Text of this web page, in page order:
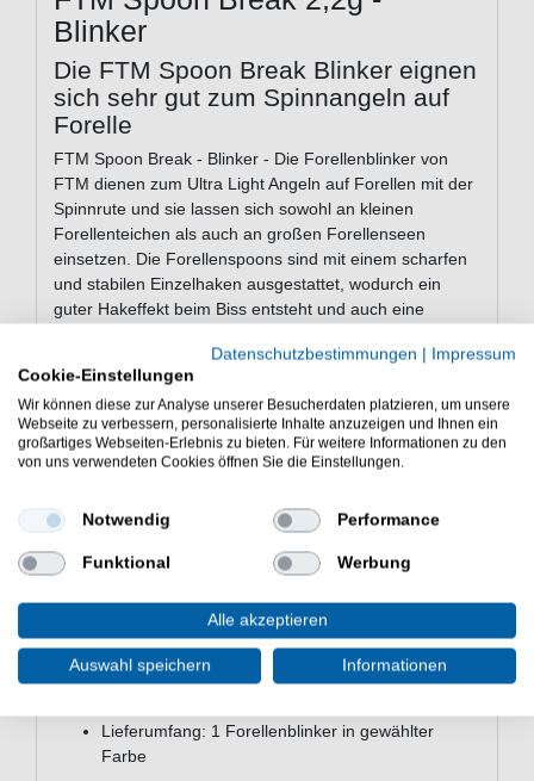
Blinker
Die FTM Spoon Break Blinker eignen
sich sehr gut zum Spinnangeln auf
Forelle
FTM Spoon Break - Blinker - Die Forellenblinker von
FTM dienen zum Ultra Light Angeln auf Forellen mit der
Spinnrute und sie lassen sich sowohl an kleinen
Forellenteichen als auch an großen Forellenseen
einsetzen. Die Forellenspoons sind mit einem scharfen
und stabilen Einzelhaken ausgestattet, wodurch ein
guter Hakeffekt beim Biss entsteht und auch eine
der nur 2,2g Gewicht, besitzt der Blinker sehr gute
Wurfeigenschaften. Die ovale Köderform sorgt für ein
taumelnden sowie verführerischen Köderlauf, der sich
bereits bei langsamer Einholgeschwindigkeit entfaltet.
Eigenschaften der FTM Spoon Break
Blinker
Forellenblinker zum Spinnfischen auf Forellen
Gewicht: 2,2g
mit scharfem Einzelhaken ausgestattet
verführerischer Köderlauf auch bei langsamer
Lieferumfang: 1 Forellenblinker in gewählter
Farbe
Datenschutzbestimmungen | Impressum
Cookie-Einstellungen
Wir können diese zur Analyse unserer Besucherdaten platzieren, um unsere
Webseite zu verbessern, personalisierte Inhalte anzuzeigen und Ihnen ein
großartiges Webseiten-Erlebnis zu bieten. Für weitere Informationen zu den
von uns verwendeten Cookies öffnen Sie die Einstellungen.
Notwendig Performance
Funktional Werbung
Alle akzeptieren
Auswahl speichern Informationen